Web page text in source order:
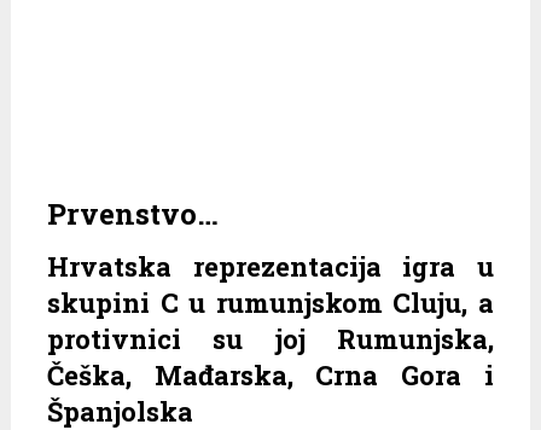
Prvenstvo…
Hrvatska reprezentacija igra u
skupini C u rumunjskom Cluju, a
protivnici su joj Rumunjska,
Češka, Mađarska, Crna Gora i
Španjolska